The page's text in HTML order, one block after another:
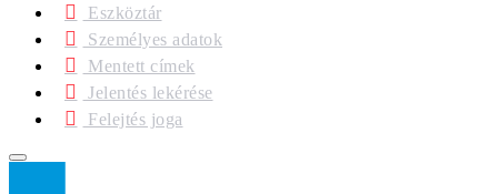
Eszköztár
Személyes adatok
Mentett címek
Jelentés lekérése
Felejtés joga